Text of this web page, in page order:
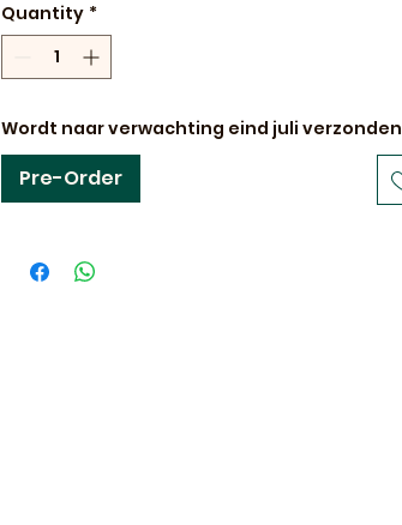
Quantity *
Wordt naar verwachting eind juli verzonden
Pre-Order